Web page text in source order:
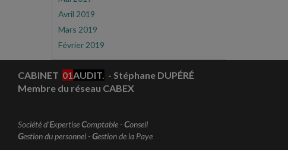
Avril 2019
Mars 2019
Février 2019
CABINET 01AUDIT. - Stéphane DUPÉRÉ
Membre du réseau CABEX
Société d'ExpertiseComptable -Conseil
Gestion du personnel -Gestion de la Paye